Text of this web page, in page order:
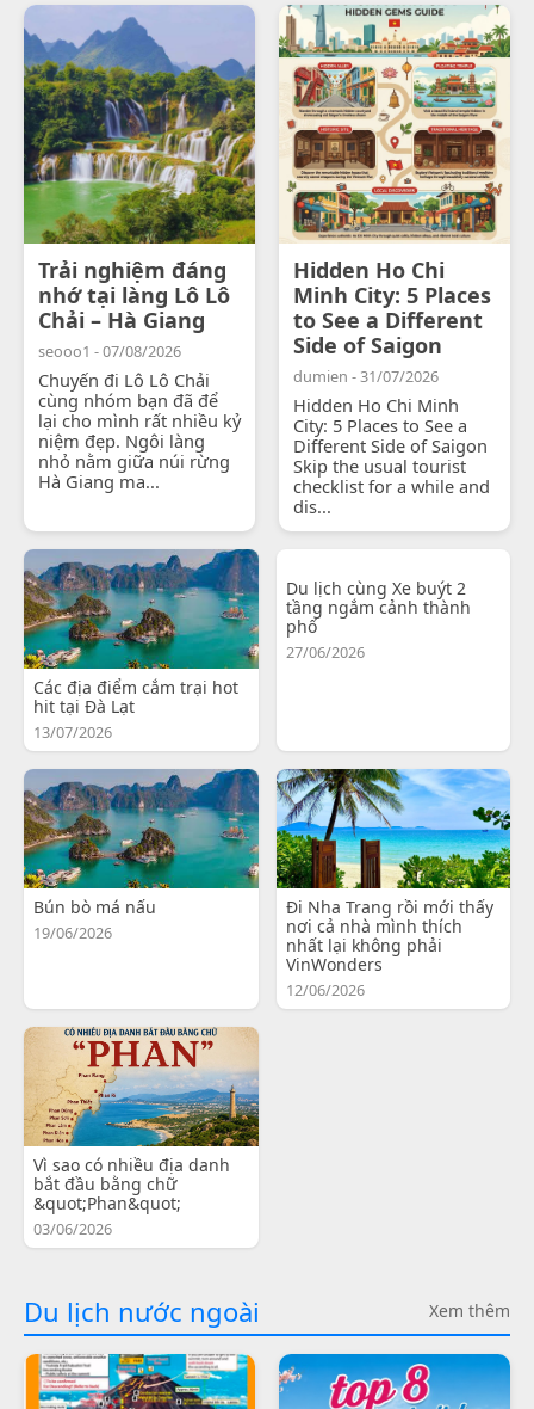
Trải nghiệm đáng
nhớ tại làng Lô Lô
Chải – Hà Giang
seooo1 - 07/08/2026
Chuyến đi Lô Lô Chải
cùng nhóm bạn đã để
lại cho mình rất nhiều kỷ
niệm đẹp. Ngôi làng
nhỏ nằm giữa núi rừng
Hà Giang ma...
Hidden Ho Chi
Minh City: 5 Places
to See a Different
Side of Saigon
dumien - 31/07/2026
Hidden Ho Chi Minh
City: 5 Places to See a
Different Side of Saigon
Skip the usual tourist
checklist for a while and
dis...
Các địa điểm cắm trại hot
hit tại Đà Lạt
13/07/2026
Du lịch cùng Xe buýt 2
tầng ngắm cảnh thành
phố
27/06/2026
Bún bò má nấu
19/06/2026
Đi Nha Trang rồi mới thấy
nơi cả nhà mình thích
nhất lại không phải
VinWonders
12/06/2026
Vì sao có nhiều địa danh
bắt đầu bằng chữ
&quot;Phan&quot;
03/06/2026
Du lịch nước ngoài Xem thêm